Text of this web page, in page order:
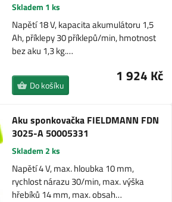
Skladem 1 ks
Napětí 18 V, kapacita akumulátoru 1,5
Ah, příklepy 30 příklepů/min, hmotnost
bez aku 1,3 kg.…
1 924 Kč
Do košíku
Aku sponkovačka FIELDMANN FDN
3025-A 50005331
Skladem 2 ks
Napětí 4 V, max. hloubka 10 mm,
rychlost nárazu 30/min, max. výška
hřebíků 14 mm, max. obsah…